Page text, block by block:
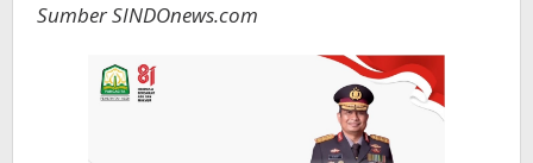
Sumber SINDOnews.com